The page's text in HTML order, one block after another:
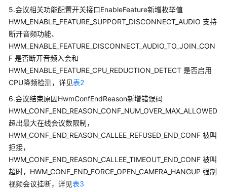
买
指
南
快
速
入
门
管
理
员
指
南
视
频
5.会议相关功能配置开关接口EnableFeature新增枚举值
HWM_ENABLE_FEATURE_SUPPORT_DISCONNECT_AUDIO 支持
断开音频功能、
HWM_ENABLE_FEATURE_DISCONNECT_AUDIO_TO_JOIN_CON
F 是否断开音频入会和
HWM_ENABLE_FEATURE_CPU_REDUCTION_DETECT 是否启用
CPU降频检测，详见表2
6.会议结束原因HwmConfEndReason新增错误码
HWM_CONF_END_REASON_CONF_NUM_OVER_MAX_ALLOWED
超出最大在线会议数限制，
HWM_CONF_END_REASON_CALLEE_REFUSED_END_CONF 被叫
拒接，
HWM_CONF_END_REASON_CALLEE_TIMEOUT_END_CONF 被叫
超时，HWM_CONF_END_FORCE_OPEN_CAMERA_HANGUP 强制
视频会议挂断，详见表3